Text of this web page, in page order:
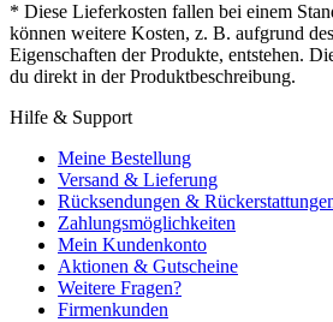
* Diese Lieferkosten fallen bei einem
können weitere Kosten, z. B. aufgrund
Eigenschaften der Produkte, entstehen.
du direkt in der Produktbeschreibung.
Hilfe & Support
Meine Bestellung
Versand & Lieferung
Rücksendungen &
Zahlungsmöglichkeiten
Mein Kundenkonto
Aktionen & Gutscheine
Weitere Fragen?
Firmenkunden